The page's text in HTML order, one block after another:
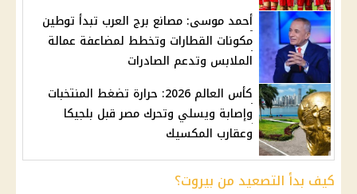
أحمد موسى: مصانع برج العرب تبدأ توطين
مكونات القطارات وتخطط لمضاعفة عمالة
الملابس وتدعم الصادرات
كأس العالم 2026: حرارة تضغط المنتخبات
وإصابة ويسلي وتحرك مصر قبل بلجيكا
وعقارب المكسيك
كيف بدأ التصعيد من بيروت؟